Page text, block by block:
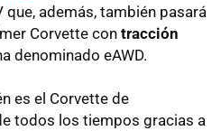
que, además, también pasará
Corvette con tracción
denominado eAWD.
es el Corvette de
todos los tiempos gracias a